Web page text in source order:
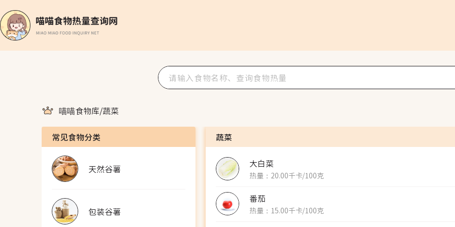
喵喵食物库/蔬菜
常见食物分类
天然谷薯
包装谷薯
蔬菜
大白菜
热量：20.00千卡/100克
番茄
热量：15.00千卡/100克